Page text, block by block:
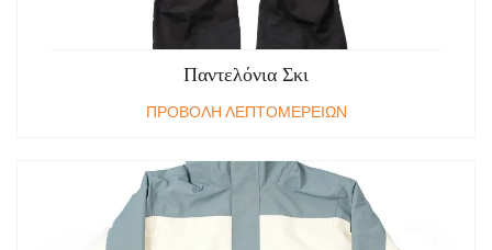
Παντελόνια Σκι
ΠΡΟΒΟΛΗ ΛΕΠΤΟΜΕΡΕΙΩΝ